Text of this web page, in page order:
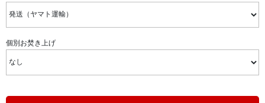
2020年から続く新型コロナウイルスの影響で、在宅期間が
個別お焚き上げ